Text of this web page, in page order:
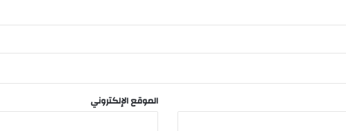
الموقع الإلكتروني